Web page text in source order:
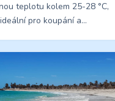
teplotu kolem 25-28 °C,
pro koupání a…